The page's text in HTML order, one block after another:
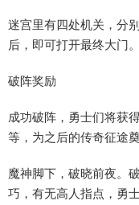
迷宫里有四处机关，分
后，即可打开最终大门。
破阵奖励
成功破阵，勇士们将获
等，为之后的传奇征途
魔神脚下，破晓前夜。
巧，有无高人指点，勇